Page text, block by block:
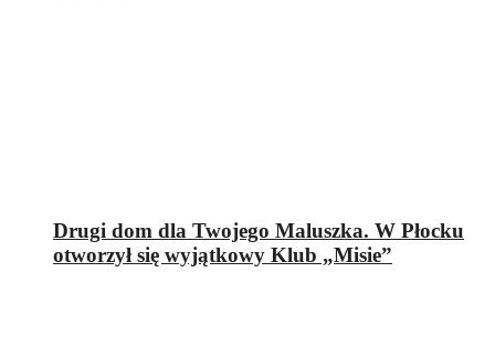
Drugi dom dla Twojego Maluszka. W Płocku
otworzył się wyjątkowy Klub „Misie”